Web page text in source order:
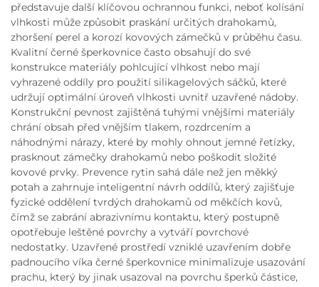
představuje další klíčovou ochrannou funkci, neboť kolísání
vlhkosti může způsobit praskání určitých drahokamů,
zhoršení perel a korozí kovových zámečků v průběhu času.
Kvalitní černé šperkovnice často obsahují do své
konstrukce materiály pohlcující vlhkost nebo mají
vyhrazené oddíly pro použití silikagelových sáčků, které
udržují optimální úroveň vlhkosti uvnitř uzavřené nádoby.
Konstrukční pevnost zajištěná tuhými vnějšími materiály
chrání obsah před vnějším tlakem, rozdrcením a
náhodnými nárazy, které by mohly ohnout jemné řetízky,
prasknout zámečky drahokamů nebo poškodit složité
kovové prvky. Prevence rytin sahá dále než jen měkký
potah a zahrnuje inteligentní návrh oddílů, který zajišťuje
fyzické oddělení tvrdých drahokamů od měkčích kovů,
čímž se zabrání abrazivnímu kontaktu, který postupně
opotřebuje leštěné povrchy a vytváří povrchové
nedostatky. Uzavřené prostředí vzniklé uzavřením dobře
padnoucího víka černé šperkovnice minimalizuje usazování
prachu, který by jinak usazoval na povrchu šperků částice,